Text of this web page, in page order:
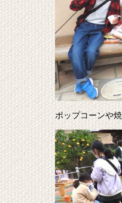
ポップコーンや